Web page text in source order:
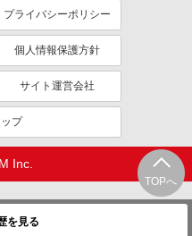
社会保険あり
TOPへ
を見る
プライバシーポリシー
個人情報保護方針
サイト運営会社
プ
Inc.